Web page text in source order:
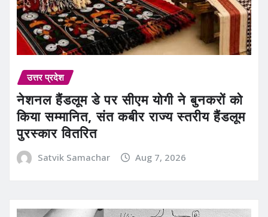
उत्तर प्रदेश
नेशनल हैंडलूम डे पर सीएम योगी ने बुनकरों को
किया सम्मानित, संत कबीर राज्य स्तरीय हैंडलूम
पुरस्कार वितरित
Satvik Samachar Aug 7, 2026